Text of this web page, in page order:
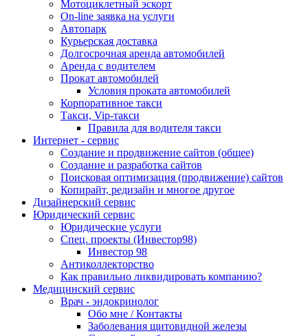
Мотоциклетный эскорт
On-line заявка на услуги
Автопарк
Курьерская доставка
Долгосрочная аренда автомобилей
Аренда с водителем
Прокат автомобилей
Условия проката автомобилей
Корпоративное такси
Такси, Vip-такси
Правила для водителя такси
Интернет - сервис
Создание и продвижение сайтов (общее)
Создание и разработка сайтов
Поисковая оптимизация (продвижение) сайтов
Копирайт, редизайн и многое другое
Дизайнерский сервис
Юридический сервис
Юридические услуги
Спец. проекты (Инвестор98)
Инвестор 98
Антиколлекторство
Как правильно ликвидировать компанию?
Медицинский сервис
Врач - эндокринолог
Обо мне / Контакты
Заболевания щитовидной железы